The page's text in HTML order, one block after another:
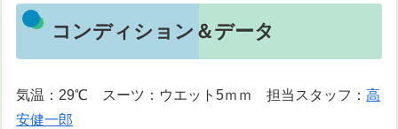
コンディション＆データ
気温：29℃ スーツ：ウエット5ｍｍ 担当スタッフ：高
安健一郎